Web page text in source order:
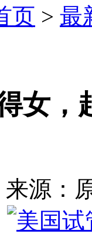
页 > 最
女，
源：